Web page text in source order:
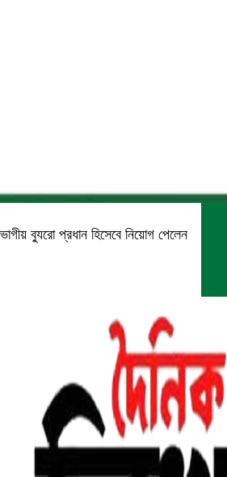
ব্যুরো প্রধান হিসেবে নিয়োগ পেলেন